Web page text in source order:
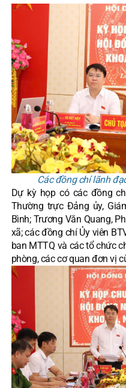
Các đồng chí lãnh
Dự kỳ họp có các đồng
Thường trực Đảng ủy,
Bình; Trương Văn Quang,
xã; các đồng chí Ủy viên
ban MTTQ và các tổ chức
phòng, các cơ quan đơn vị